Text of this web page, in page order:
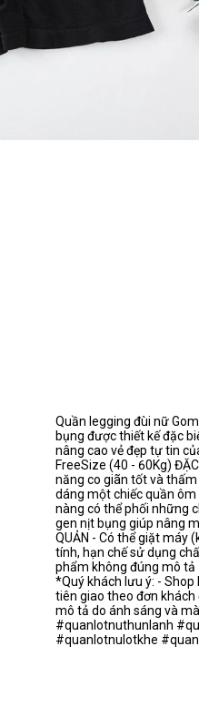
Quần legging đùi nữ
bụng được thiết kế đặc
nâng cao vẻ đẹp tự tin
FreeSize (40 - 60Kg)
năng co giãn tốt và
dáng một chiếc quần
nàng có thể phối những
gen nịt bụng giúp nâng
QUẢN - Có thể giặt máy
tính, hạn chế sử dụng
phẩm không đúng mô tả
*Quý khách lưu ý: -
tiên giao theo đơn
mô tả do ánh sáng và
#quanlotnuthunlanh
#quanlotnulotkhe